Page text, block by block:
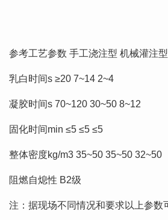
参考工艺参数 手工浇注型 机械灌注
乳白时间s ≥20 7~14 2~4
凝胶时间s 70~120 30~50 8~12
固化时间min ≤5 ≤5 ≤5
整体密度kg/m3 35~50 35~50 32~50
阻燃自熄性 B2级
注：据现场不同情况和要求以上参数